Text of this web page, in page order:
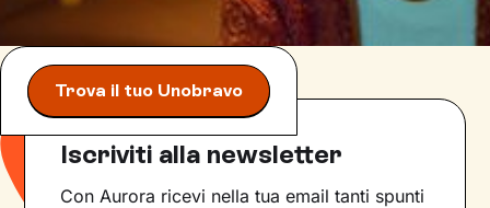
Trova il tuo Unobravo
Iscriviti alla newsletter
Con Aurora ricevi nella tua email tanti spunti